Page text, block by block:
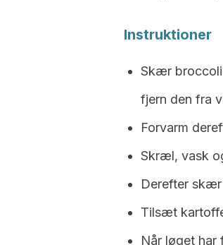
Instruktioner
Skær
fjern den fra
Forvarm
Skræl, vask
Derefter
Tilsæt
Når løget